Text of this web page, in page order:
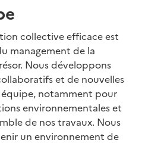
collective efficace est
management de la
Nous développons
et de nouvelles
notamment pour
environnementales et
de nos travaux. Nous
un environnement de